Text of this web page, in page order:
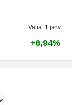
Varia. 1 janv.
+6,94%